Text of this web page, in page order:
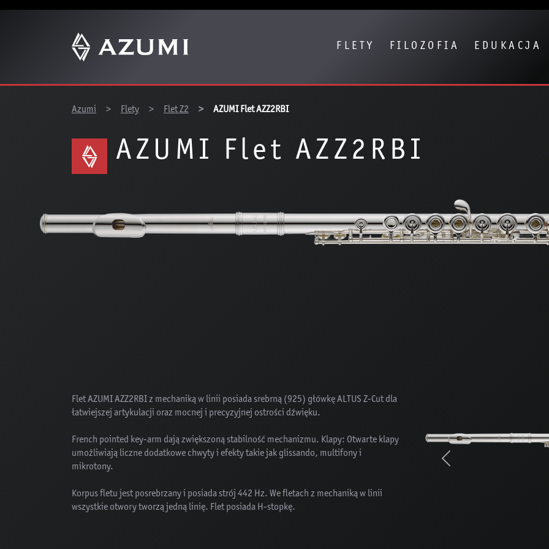
FLETY FILOZOFIA EDUKACJA
Azumi
Flety Flet Z2 AZUMI Flet AZZ2RBI
AZUMI Flet AZZ2RBI
Flet AZUMI AZZ2RBI z mechaniką w linii posiada srebrną (925) główkę ALTUS Z-Cut dla
łatwiejszej artykulacji oraz mocnej i precyzyjnej ostrości dźwięku.
French pointed key-arm dają zwiększoną stabilność mechanizmu. Klapy: Otwarte klapy
umożliwiają liczne dodatkowe chwyty i efekty takie jak glissando, multifony i
mikrotony.
Korpus fletu jest posrebrzany i posiada strój 442 Hz. We fletach z mechaniką w linii
wszystkie otwory tworzą jedną linię. Flet posiada H-stopkę.
Previous